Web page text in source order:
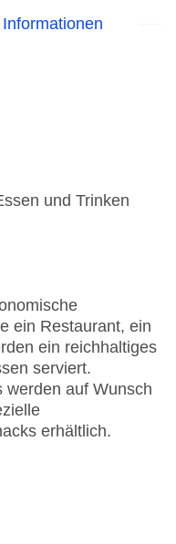
8
Diners Club,
ein Restaurant, ein
ein reichhaltiges
serviert.
werden auf Wunsch
erhältlich.